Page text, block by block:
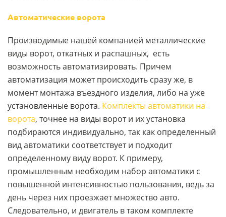
Автоматические ворота
Производимые нашей компанией металлические
виды ворот, откатных и распашных, есть
возможность автоматизировать. Причем
автоматизация может происходить сразу же, в
момент монтажа въездного изделия, либо на уже
установленные ворота. Комплекты автоматики на
ворота, точнее на виды ворот и их установка
подбираются индивидуально, так как определенный
вид автоматики соответствует и подходит
определенному виду ворот. К примеру,
промышленным необходим набор автоматики с
повышенной интенсивностью пользования, ведь за
день через них проезжает множество авто.
Следовательно, и двигатель в таком комплекте